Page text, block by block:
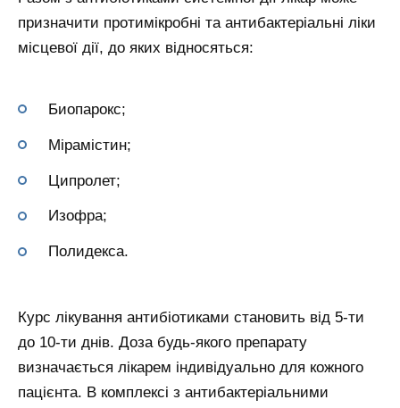
призначити протимікробні та антибактеріальні ліки
місцевої дії, до яких відносяться:
Биопарокс;
Мірамістин;
Ципролет;
Изофра;
Полидекса.
Курс лікування антибіотиками становить від 5-ти
до 10-ти днів. Доза будь-якого препарату
визначається лікарем індивідуально для кожного
пацієнта. В комплексі з антибактеріальними